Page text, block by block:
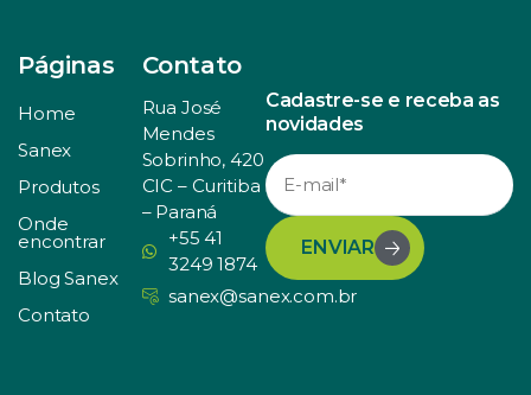
Páginas
Home
Sanex
Produtos
Onde
encontrar
Blog Sanex
Contato
Contato
Rua José
Mendes
Sobrinho, 420
CIC – Curitiba
– Paraná
+55 41
3249 1874
sanex@sanex.com.br
Cadastre-se e receba as
novidades
ENVIAR